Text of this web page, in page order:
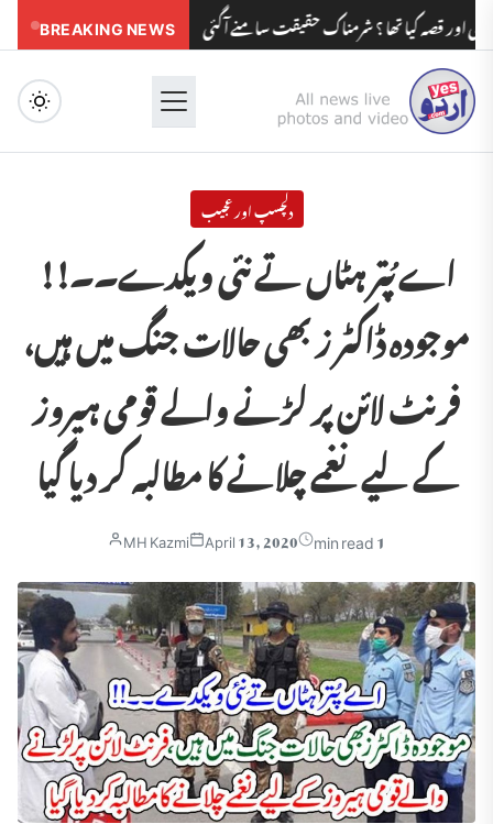
BREAKING NEWS کیا تھا ؟ شرمناک حقیقت سامنے آگئی مدرسوں کے بچوں کو مولویوں
Menu
دلچسپ اور عجیب
اے پُتر ہٹاں تے نئی ویکدے۔۔!!
موجودہ ڈاکٹر ز بھی حالات جنگ میں ہیں،
فرنٹ لائن پر لڑنے والے قومی ہیروز
کے لیے نغمے چلانے کا مطالبہ کر دیا گیا
MH Kazmi April 13, 2020 1 min read